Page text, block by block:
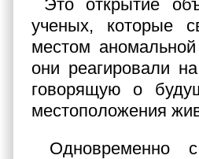
Это открытие
ученых, которые
местом
они реагировали
говорящую о
местоположения
Одновременно